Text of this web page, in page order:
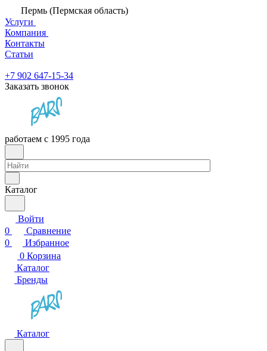
Пермь (Пермская область)
Услуги
Компания
Контакты
Статьи
+7 902 647-15-34
Заказать звонок
работаем с 1995 года
Каталог
Войти
0
Сравнение
0
Избранное
0 Корзина
Каталог
Бренды
Каталог